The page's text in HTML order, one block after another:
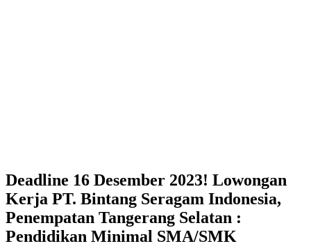
Deadline 16 Desember 2023! Lowongan
Kerja PT. Bintang Seragam Indonesia,
Penempatan Tangerang Selatan :
Pendidikan Minimal SMA/SMK